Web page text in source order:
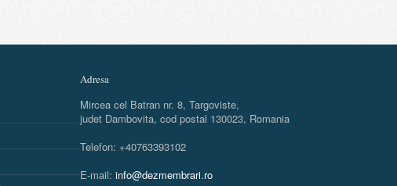
Adresa
Mircea cel Batran nr. 8, Targoviste,
judet Dambovita, cod postal 130023, Romania
Telefon: +40763393102
E-mail:info@dezmembrari.ro